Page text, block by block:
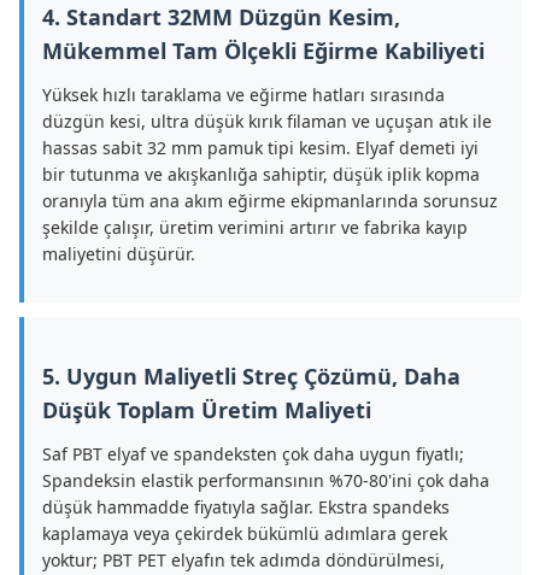
4. Standart 32MM Düzgün Kesim,
Mükemmel Tam Ölçekli Eğirme Kabiliyeti
Yüksek hızlı taraklama ve eğirme hatları sırasında
düzgün kesi, ultra düşük kırık filaman ve uçuşan atık ile
hassas sabit 32 mm pamuk tipi kesim. Elyaf demeti iyi
bir tutunma ve akışkanlığa sahiptir, düşük iplik kopma
oranıyla tüm ana akım eğirme ekipmanlarında sorunsuz
şekilde çalışır, üretim verimini artırır ve fabrika kayıp
maliyetini düşürür.
5. Uygun Maliyetli Streç Çözümü, Daha
Düşük Toplam Üretim Maliyeti
Saf PBT elyaf ve spandeksten çok daha uygun fiyatlı;
Spandeksin elastik performansının %70-80'ini çok daha
düşük hammadde fiyatıyla sağlar. Ekstra spandeks
kaplamaya veya çekirdek bükümlü adımlara gerek
yoktur; PBT PET elyafın tek adımda döndürülmesi,